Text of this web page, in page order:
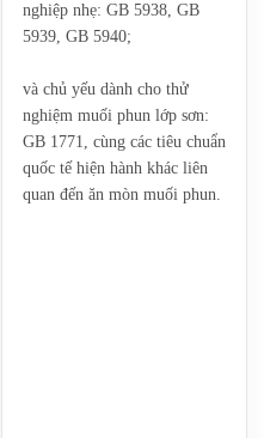
nghiệp nhẹ: ‌GB 5938, GB
5939, GB 5940‌;
và chủ yếu dành cho thử
nghiệm muối phun lớp sơn:
‌GB 1771‌, cùng các tiêu chuẩn
quốc tế hiện hành khác liên
quan đến ăn mòn muối phun.